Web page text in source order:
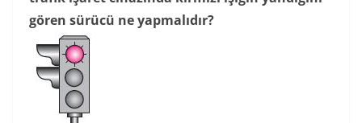
gören sürücü ne yapmalıdır?